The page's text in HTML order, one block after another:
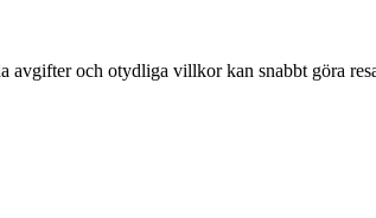
avgifter och otydliga villkor kan snabbt göra